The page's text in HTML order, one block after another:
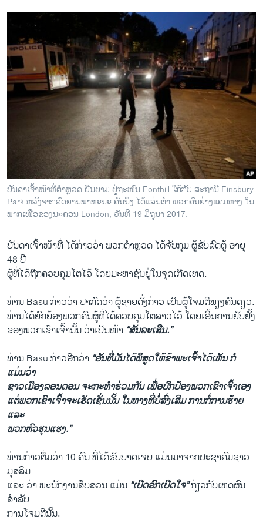
ບັນດາເຈົ້າໜ້າທີ່ຕຳຫຼວດ ຢືນຍາມ ຢູ່ຖະໜົນ Fonthill ໃກ້ກັບ ສະຖານີ Finsbury
Park ຫລັງຈາກລົດຍານພາຫະນະ ຄັນນຶ່ງ ໄດ້ແລ່ນຕຳ ພວກຄົນຍ່າງແຄມທາງ ໃນ
ພາກເໜືອຂອງນະຄອນ London, ວັນທີ 19 ມິຖຸນາ 2017.
ບັນດາເຈົ້າໜ້າທີ່ ໄດ້ກ່າວວ່າ ພວກຕຳຫຼວດ ໄດ້ຈັບກຸມ ຜູ້ຂັບລົດຕູ້ ອາຍຸ
48 ປີ
ຜູ້ທີ່ໄດ້ຖືກຄວບຄຸມໂຕໄວ້ ໂດຍມະຫາຊົນຢູ່ໃນຈຸດເກີດເຫດ.
ທ່ານ Basu ກ່າວວ່າ ປາກົດວ່າ ຜູ້ຊາຍດັ່ງກ່າວ ເປັນຜູ້ໂຈມຕີພຽງຄົນດຽວ.
ທ່ານໄດ້ຍົກຍ້ອງພວກຄົນຜູ້ທີ່ໄດ້ຄວບຄຸມໂຕລາວໄວ້ ໂດຍເອີ້ນການຢັບຢັ້ງ
ຂອງພວກເຂົາເຈົ້ານັ້ນ ວ່າເປັນໜ້າ “ສັນລະເສີນ.”
ທ່ານ Basu ກ່າວອີກວ່າ “ອັນທີ່ມັນໄດ້ພິສູດໃຫ້ຂ້າພະເຈົ້າໄດ້ເຫັນ ກໍ
ແມ່ນວ່າ
ຊາວເມືອງລອນດອນ ຈະກະທຳຮ່ວມກັນ ເພື່ອປົກປ້ອງພວກເຂົາເຈົ້າເອງ
ແຕ່ພວກເຂົາເຈົ້າຈະເຮັດເຊັ່ນນັ້ນ ໃນທາງທີ່ບໍ່ສົ່ງເສີມ ການກໍ່ການຮ້າຍ
ແລະ
ພວກຫົວຮຸນແຮງ.”
ທ່ານກ່າວຕື່ມວ່າ 10 ຄົນ ທີ່ໄດ້ຮັບບາດເຈບ ແມ່ນມາຈາກປະຊາຄົມຊາວ
ມຸສລິມ
ແລະ ວ່າ ພະນັກງານສືບສວນ ແມ່ນ “ເປີດອົກເປີດໃຈ”ກ່ຽວກັບເຫດຜົນ
ສຳລັບ
ການໂຈມຕີນັ້ນ.